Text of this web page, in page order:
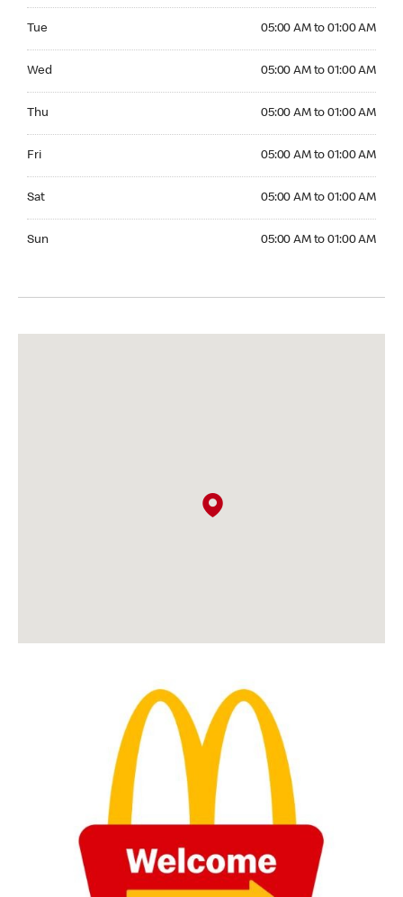
Tue 05:00 AM to 01:00 AM
Wed 05:00 AM to 01:00 AM
Thu 05:00 AM to 01:00 AM
Fri 05:00 AM to 01:00 AM
Sat 05:00 AM to 01:00 AM
Sun 05:00 AM to 01:00 AM